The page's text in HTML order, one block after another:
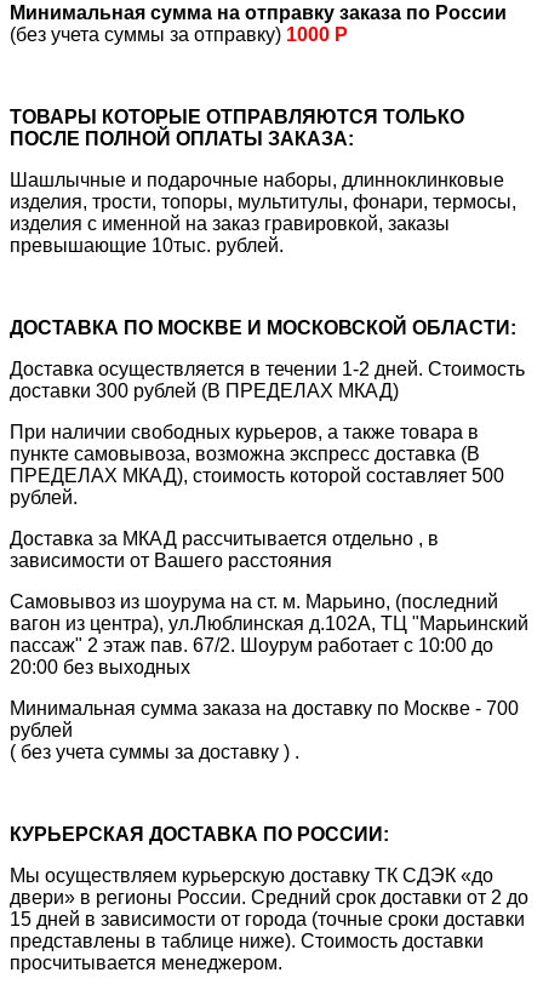
Минимальная сумма на отправку заказа по России
(без учета суммы за отправку) 1000 Р
ТОВАРЫ КОТОРЫЕ ОТПРАВЛЯЮТСЯ ТОЛЬКО
ПОСЛЕ ПОЛНОЙ ОПЛАТЫ ЗАКАЗА:
Шашлычные и подарочные наборы, длинноклинковые
изделия, трости, топоры, мультитулы, фонари, термосы,
изделия с именной на заказ гравировкой, заказы
превышающие 10тыс. рублей.
ДОСТАВКА ПО МОСКВЕ И МОСКОВСКОЙ ОБЛАСТИ:
Доставка осуществляется в течении 1-2 дней. Стоимость
доставки 300 рублей (В ПРЕДЕЛАХ МКАД)
При наличии свободных курьеров, а также товара в
пункте самовывоза, возможна экспресс доставка (В
ПРЕДЕЛАХ МКАД), стоимость которой составляет 500
рублей.
Доставка за МКАД рассчитывается отдельно , в
зависимости от Вашего расстояния
Самовывоз из шоурума на ст. м. Марьино, (последний
вагон из центра), ул.Люблинская д.102А, ТЦ "Марьинский
пассаж" 2 этаж пав. 67/2. Шоурум работает с 10:00 до
20:00 без выходных
Минимальная сумма заказа на доставку по Москве - 700
рублей
( без учета суммы за доставку ) .
КУРЬЕРСКАЯ ДОСТАВКА ПО РОССИИ:
Мы осуществляем курьерскую доставку ТК СДЭК «до
двери» в регионы России. Средний срок доставки от 2 до
15 дней в зависимости от города (точные сроки доставки
представлены в таблице ниже). Стоимость доставки
просчитывается менеджером.